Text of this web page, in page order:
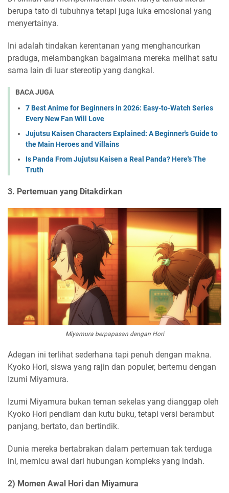
berupa tato di tubuhnya tetapi juga luka emosional yang
menyertainya.
Ini adalah tindakan kerentanan yang menghancurkan
praduga, melambangkan bagaimana mereka melihat satu
sama lain di luar stereotip yang dangkal.
BACA JUGA
7 Best Anime for Beginners in 2026: Easy-to-Watch Series
Every New Fan Will Love
Jujutsu Kaisen Characters Explained: A Beginner's Guide to
the Main Heroes and Villains
Is Panda From Jujutsu Kaisen a Real Panda? Here's The
Truth
3. Pertemuan yang Ditakdirkan
Miyamura berpapasan dengan Hori
Adegan ini terlihat sederhana tapi penuh dengan makna.
Kyoko Hori, siswa yang rajin dan populer, bertemu dengan
Izumi Miyamura.
Izumi Miyamura bukan teman sekelas yang dianggap oleh
Kyoko Hori pendiam dan kutu buku, tetapi versi berambut
panjang, bertato, dan bertindik.
Dunia mereka bertabrakan dalam pertemuan tak terduga
ini, memicu awal dari hubungan kompleks yang indah.
2) Momen Awal Hori dan Miyamura